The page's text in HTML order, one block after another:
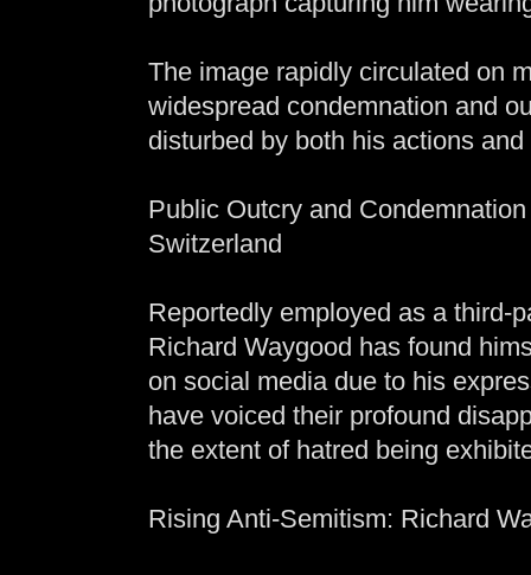
The image rapidly circulated on
widespread condemnation and
disturbed by both his actions
Public Outcry and
Switzerland
Reportedly employed as a third-
Richard Waygood has found
on social media due to his
have voiced their profound
the extent of hatred being
Rising Anti-Semitism: Richard